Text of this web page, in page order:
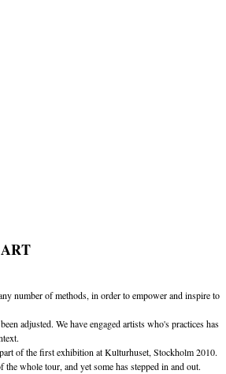
number of methods, in order to empower and inspire to
adjusted. We have engaged artists who's practices has
of the first exhibition at Kulturhuset, Stockholm 2010.
the whole tour, and yet some has stepped in and out.